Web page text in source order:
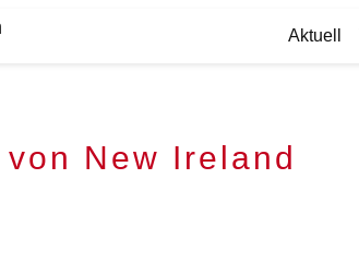
Aktuell
New Ireland